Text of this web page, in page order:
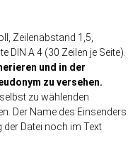
Zeilenabstand 1,5,
A 4 (30 Zeilen je Seite).
und in der
zu versehen.
zu wählenden
Der Name des Einsenders
Datei noch im Text